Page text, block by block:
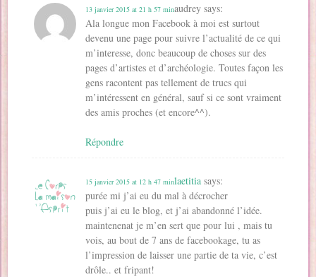
audrey says:
13 janvier 2015 at 21 h 57 min
Ala longue mon Facebook à moi est surtout
devenu une page pour suivre l’actualité de ce qui
m’interesse, donc beaucoup de choses sur des
pages d’artistes et d’archéologie. Toutes façon les
gens racontent pas tellement de trucs qui
m’intéressent en général, sauf si ce sont vraiment
des amis proches (et encore^^).
Répondre
laetitia says:
15 janvier 2015 at 12 h 47 min
purée mi j’ai eu du mal à décrocher
puis j’ai eu le blog, et j’ai abandonné l’idée.
maintenenat je m’en sert que pour lui , mais tu
vois, au bout de 7 ans de facebookage, tu as
l’impression de laisser une partie de ta vie, c’est
drôle.. et fripant!